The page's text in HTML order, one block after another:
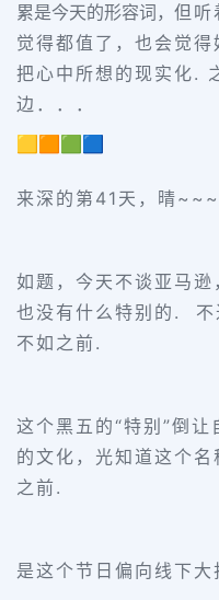
累是今天的形容词， 但听
觉得都值了，也会觉
把心中所想的现实化.
边．．．
🟨🟧🟩🟦
来深的第41天，晴~~~
如题，今天不谈亚马
也没有什么特别的. 不
不如之前.
这个黑五的“特别”倒
的文化，光知道这个
之前.
是这个节日偏向线下大